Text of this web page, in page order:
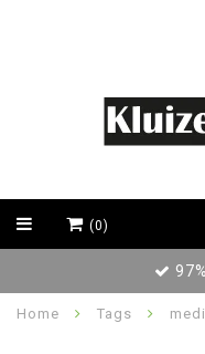
(0)
Home Tags